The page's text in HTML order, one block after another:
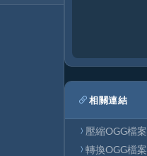
相關連結
壓縮OGG檔案
轉換OGG檔案